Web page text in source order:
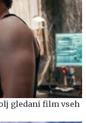
gledani film vseh